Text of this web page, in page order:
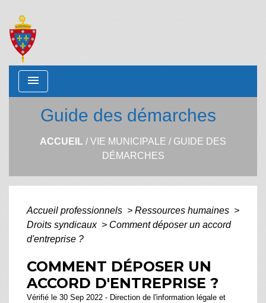
menu
Guide des démarches
ACCUEIL /VIE MUNICIPALE / GUIDE DES
DÉMARCHES
Accueil professionnels > Ressources humaines >
Droits syndicaux > Comment déposer un accord
d'entreprise ?
COMMENT DÉPOSER UN
ACCORD D'ENTREPRISE ?
Vérifié le 30 Sep 2022 - Direction de l'information légale et